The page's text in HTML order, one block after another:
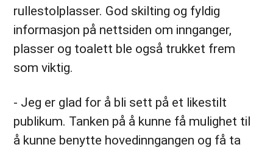
rullestolplasser. God skilting og fyldig
informasjon på nettsiden om innganger,
plasser og toalett ble også trukket frem
som viktig.
- Jeg er glad for å bli sett på et likestilt
publikum. Tanken på å kunne få mulighet til
å kunne benytte hovedinngangen og få ta